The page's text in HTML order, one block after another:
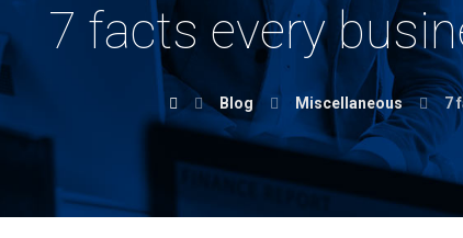
7 facts every
Blog Miscellaneous 7